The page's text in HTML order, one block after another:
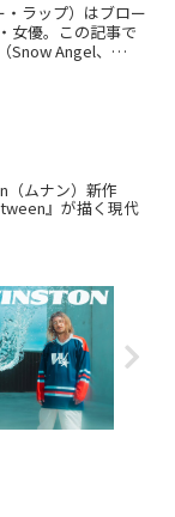
ラップ）はブロー
女優。この記事で
Snow Angel、
（ムナン）新作
』が描く現代